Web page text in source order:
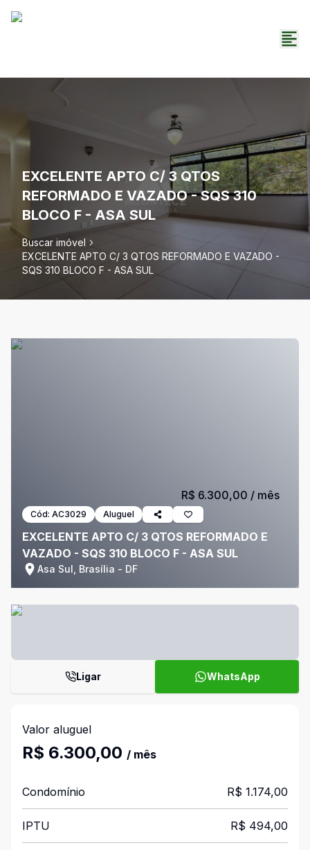
EXCELENTE APTO C/ 3 QTOS
REFORMADO E VAZADO - SQS 310
BLOCO F - ASA SUL
Buscar imóvel
EXCELENTE APTO C/ 3 QTOS REFORMADO E VAZADO -
SQS 310 BLOCO F - ASA SUL
Cód: AC3029 Aluguel
EXCELENTE APTO C/ 3 QTOS REFORMADO E
VAZADO - SQS 310 BLOCO F - ASA SUL
Asa Sul, Brasília - DF
R$ 6.300,00 / mês
Ligar WhatsApp
Valor aluguel
R$ 6.300,00 / mês
Condomínio R$ 1.174,00
IPTU R$ 494,00